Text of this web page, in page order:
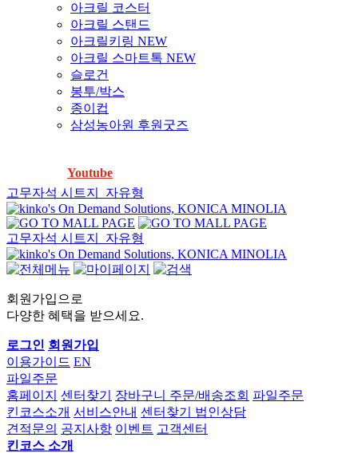
아크릴 코스터
아크릴 스탠드
아크릴키링 NEW
아크릴 스마트톡 NEW
슬로건
봉투/박스
종이컵
삼성농아원 후원굿즈
Youtube
고무자석 시트지_자유형
고무자석 시트지_자유형
회원가입으로
다양한 혜택을 받으세요.
로그인 회원가입
이용가이드 EN
파일주문
홈페이지 센터찾기 장바구니 주문/배송조회 파일주문
킨코스소개 서비스안내 센터찾기 법인상담
견적문의 공지사항 이벤트 고객센터
킨코스 소개